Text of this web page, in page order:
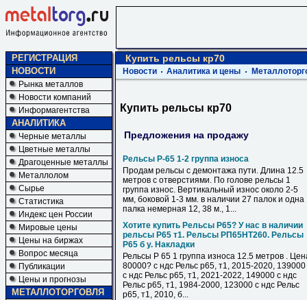
РЕГИСТРАЦИЯ
НОВОСТИ
Рынка металлов
Новости компаний
Информагентства
АНАЛИТИКА
Черные металлы
Цветные металлы
Драгоценные металлы
Металлолом
Сырье
Статистика
Индекс цен России
Мировые цены
Цены на биржах
Вопрос месяца
Публикации
Цены и прогнозы
МЕТАЛЛОТОРГОВЛЯ
Купить рельсы кр70
Новости Аналитика и цены
Купить рельсы кр70
Предложения на продажу
Рельсы Р-65 1-2 группа износа
Продам рельсы с демонтажа пути. Длина 12.5
метров с отверстиями. По голове рельсы 1
группа износ. Вертикальный износ около 2-5
мм, боковой 1-3 мм. в наличии 27 палок и одна
палка немерная 12, 38 м., 1...
Хотите купить Рельсы Р65? У нас в наличии
рельсы Р65 т1. Рельсы РП65НТ260. Рельсы
Р65 б у. Накладки
Рельсы Р 65 1 группа износа 12.5 метров .
80000? с ндс Рельс р65, т1, 2015-2020, 139000
с ндс Рельс р65, т1, 2021-2022, 149000 с ндс
Рельс р65, т1, 1984-2000, 123000 с ндс Рельс
р65, т1, 2010, б...